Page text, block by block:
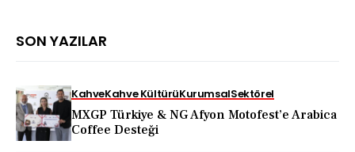
SON YAZILAR
KahveKahve KültürüKurumsalSektörel
MXGP Türkiye & NG Afyon Motofest’e Arabica
Coffee Desteği